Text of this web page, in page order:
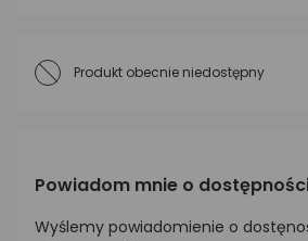
Produkt obecnie niedostępny
Powiadom mnie o
Wyślemy powiadomienie o